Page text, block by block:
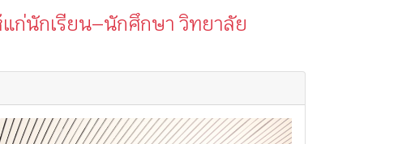
ก่นักเรียน–นักศึกษา วิทยาลัย